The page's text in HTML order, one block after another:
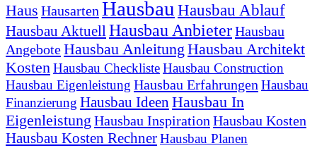
Haus Hausarten Hausbau Hausbau Ablauf
Hausbau AktuellHausbau AnbieterHausbau
AngeboteHausbau Anleitung Hausbau Architekt
Kosten Hausbau ChecklisteHausbau Construction
Hausbau Eigenleistung Hausbau Erfahrungen Hausbau
Finanzierung Hausbau Ideen Hausbau In
Eigenleistung Hausbau Inspiration Hausbau Kosten
Hausbau Kosten RechnerHausbau Planen